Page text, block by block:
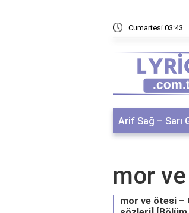
Cumartesi 03:43
Arif Sağ – Sarı
​mor
​mor ve ötesi –